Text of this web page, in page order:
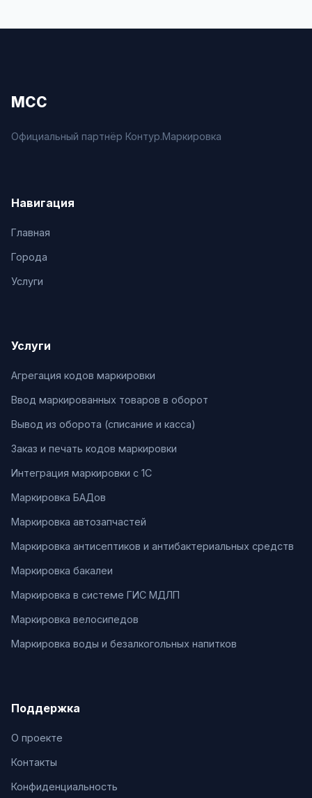
МСС
Официальный партнёр Контур.Маркировка
Навигация
Главная
Города
Услуги
Услуги
Агрегация кодов маркировки
Ввод маркированных товаров в оборот
Вывод из оборота (списание и касса)
Заказ и печать кодов маркировки
Интеграция маркировки с 1С
Маркировка БАДов
Маркировка автозапчастей
Маркировка антисептиков и антибактериальных средств
Маркировка бакалеи
Маркировка в системе ГИС МДЛП
Маркировка велосипедов
Маркировка воды и безалкогольных напитков
Поддержка
О проекте
Контакты
Конфиденциальность